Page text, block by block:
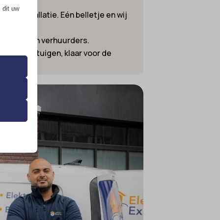
installatie. Eén belletje en wij
en verhuurders.
voertuigen, klaar voor de
dit uw
van